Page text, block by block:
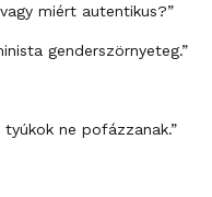
miért autentikus?”
genderszörnyeteg.”
ne pofázzanak.”